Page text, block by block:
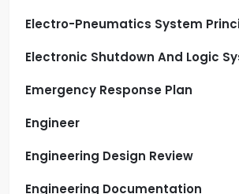
Electro-Pneumatics System
Electronic Shutdown And Logic
Emergency Response Plan
Engineer
Engineering Design Review
Engineering Documentation